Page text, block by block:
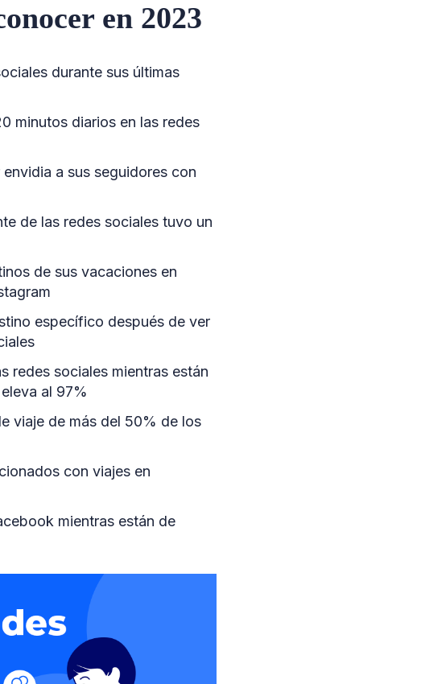
en 2023
durante sus últimas
minutos diarios en las redes
a sus seguidores con
de las redes sociales tuvo un
de sus vacaciones en
específico después de ver
redes sociales mientras están
al 97%
viaje de más del 50% de los
con viajes en
mientras están de